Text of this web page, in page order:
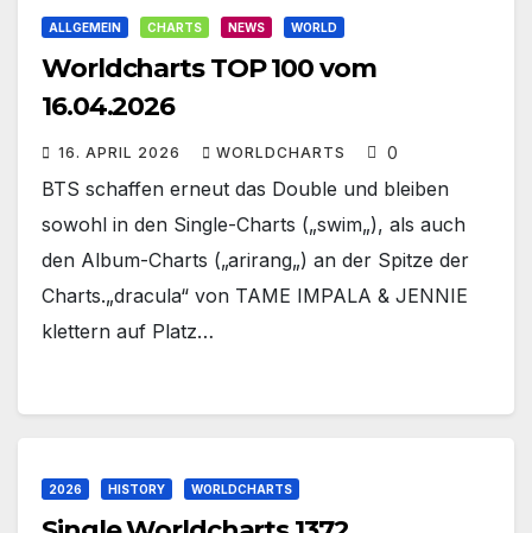
ALLGEMEIN CHARTS NEWS WORLD
Worldcharts TOP 100 vom
16.04.2026
16. APRIL 2026 WORLDCHARTS 0
BTS schaffen erneut das Double und bleiben
sowohl in den Single-Charts („swim„), als auch
den Album-Charts („arirang„) an der Spitze der
Charts.„dracula“ von TAME IMPALA & JENNIE
klettern auf Platz…
2026 HISTORY WORLDCHARTS